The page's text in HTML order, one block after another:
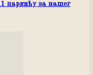
паркићу за нашег